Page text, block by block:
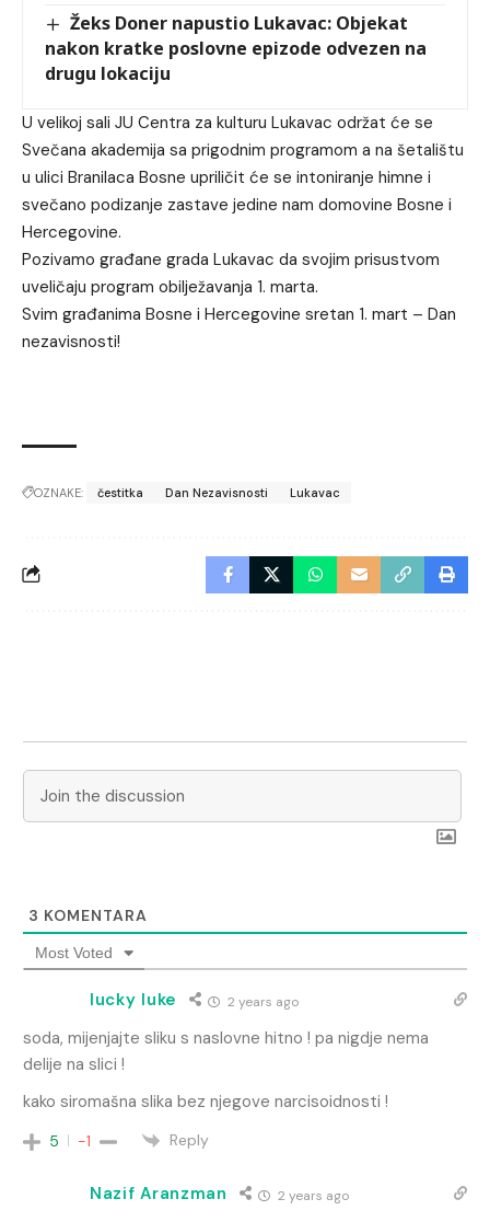
Žeks Doner napustio Lukavac: Objekat
nakon kratke poslovne epizode odvezen na
drugu lokaciju
U velikoj sali JU Centra za kulturu Lukavac održat će se
Svečana akademija sa prigodnim programom a na šetalištu
u ulici Branilaca Bosne upriličit će se intoniranje himne i
svečano podizanje zastave jedine nam domovine Bosne i
Hercegovine.
Pozivamo građane grada Lukavac da svojim prisustvom
uveličaju program obilježavanja 1. marta.
Svim građanima Bosne i Hercegovine sretan 1. mart – Dan
nezavisnosti!
OZNAKE: čestitka Dan Nezavisnosti Lukavac
3 KOMENTARA
Most Voted
lucky luke 2 years ago
soda, mijenjajte sliku s naslovne hitno ! pa nigdje nema
delije na slici !
kako siromašna slika bez njegove narcisoidnosti !
5 -1 Reply
Nazif Aranzman 2 years ago